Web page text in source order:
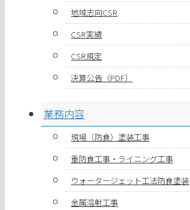
地域志向CSR
CSR実績
CSR規定
決算公告（PDF）
業務内容
現場（防食）塗装工事
重防食工事・ライニング工事
ウォータージェット工法防食塗装
金属溶射工事